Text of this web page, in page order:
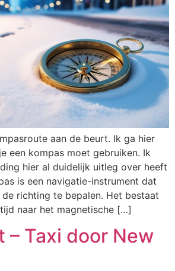
aan de beurt. Ik ga hier
een kompas moet gebruiken. Ik
hier al duidelijk uitleg over heeft
is een navigatie-instrument dat
richting te bepalen. Het bestaat
naar het magnetische […]
– Taxi door New